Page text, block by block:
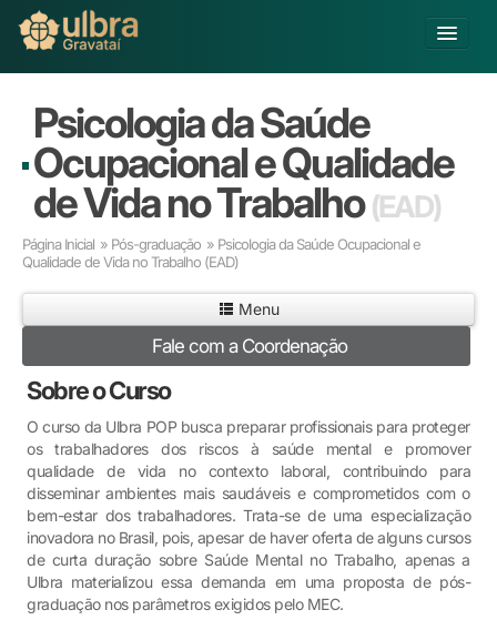
Buscar
Já sou Aluno
Matricule-se
Educação Básica
Graduação
Pós-graduação
Educação a Distância
Pesquisa
Extensão
Infraestrutura e Serviços
Inovação
Sobre a ULBRA
Psicologia da Saúde
Ocupacional e Qualidade
de Vida no Trabalho(EAD)
Página Inicial » Pós-graduação » Psicologia da Saúde Ocupacional e
Qualidade de Vida no Trabalho (EAD)
Menu
Fale com a Coordenação
Sobre o Curso
O curso da Ulbra POP busca preparar profissionais para proteger
os trabalhadores dos riscos à saúde mental e promover
qualidade de vida no contexto laboral, contribuindo para
disseminar ambientes mais saudáveis e comprometidos com o
bem-estar dos trabalhadores. Trata-se de uma especialização
inovadora no Brasil, pois, apesar de haver oferta de alguns cursos
de curta duração sobre Saúde Mental no Trabalho, apenas a
Ulbra materializou essa demanda em uma proposta de pós-
graduação nos parâmetros exigidos pelo MEC.